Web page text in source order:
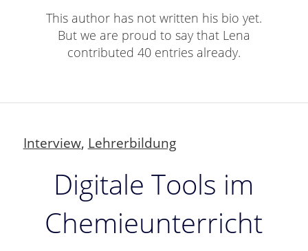
This author has not written his bio yet.
But we are proud to say that Lena
contributed 40 entries already.
Interview, Lehrerbildung
Digitale Tools im
Chemieunterricht